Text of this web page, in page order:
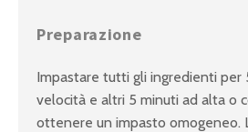
Preparazione
Impastare tutti gli ingredienti per
velocità e altri 5 minuti ad alta o
ottenere un impasto omogeneo.